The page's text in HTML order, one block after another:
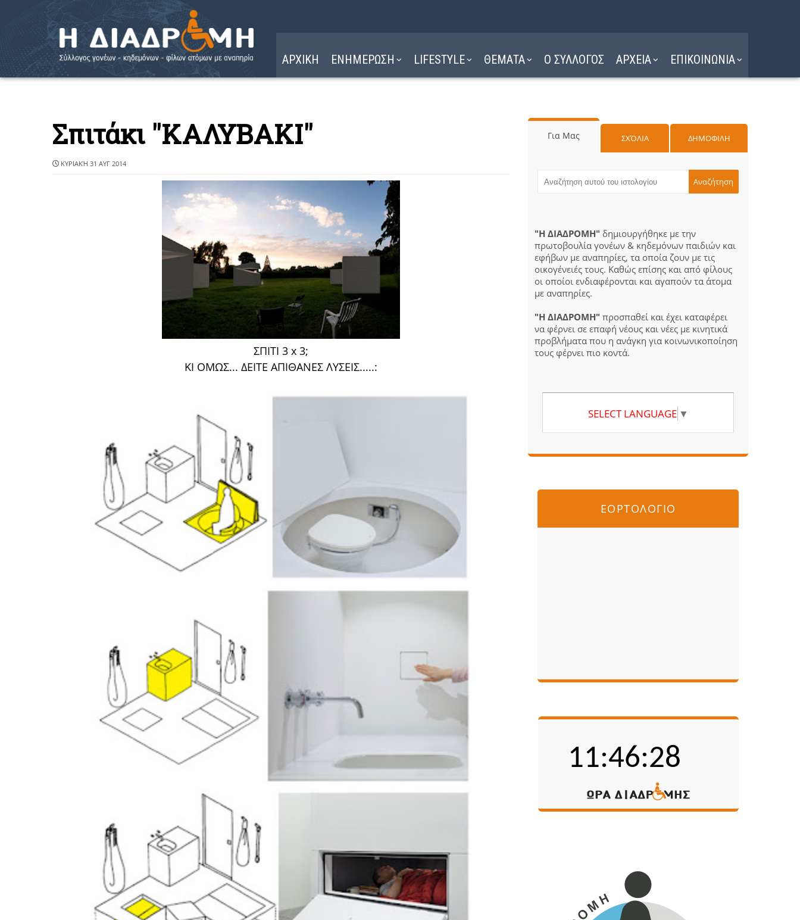
ΑΡΧΙΚΗ ΕΝΗΜΕΡΩΣΗ LIFESTYLE ΘΕΜΑΤΑ Ο ΣΥΛΛΟΓΟΣ ΑΡΧΕΙΑ ΕΠΙΚΟΙΝΩΝΙΑ
Σπιτάκι "ΚΑΛΥΒΑΚΙ"
ΚΥΡΙΑΚΉ 31 ΑΥΓ 2014
ΣΠΙΤΙ 3 x 3;
ΚΙ ΟΜΩΣ... ΔΕΙΤΕ ΑΠΙΘΑΝΕΣ ΛΥΣΕΙΣ.....:
Για Μας ΣΧΌΛΙΑ ΔΗΜΟΦΙΛΗ
"Η ΔΙΑΔΡΟΜΗ" δημιουργήθηκε με την
πρωτοβουλία γονέων & κηδεμόνων παιδιών και
εφήβων με αναπηρίες, τα οποία ζουν με τις
οικογένειές τους. Καθώς επίσης και από φίλους
οι οποίοι ενδιαφέρονται και αγαπούν τα άτομα
με αναπηρίες.
"Η ΔΙΑΔΡΟΜΗ" προσπαθεί και έχει καταφέρει
να φέρνει σε επαφή νέους και νέες με κινητικά
προβλήματα που η ανάγκη για κοινωνικοποίηση
τους φέρνει πιο κοντά.
SELECT LANGUAGE ▼
ΕΟΡΤΟΛΟΓΙΟ